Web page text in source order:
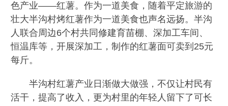
色产业——红薯。作为一道美食，随着平定旅游的
壮大半沟村烤红薯作为一道美食也声名远扬。半沟
人联合周边6个村共同修建育苗棚、深加工车间、
恒温库等，开展深加工，制作的红薯面可卖到25元
每斤。
半沟村红薯产业日渐做大做强，不仅让村民有
活干，提高了收入，更为村里的年轻人留下了可长